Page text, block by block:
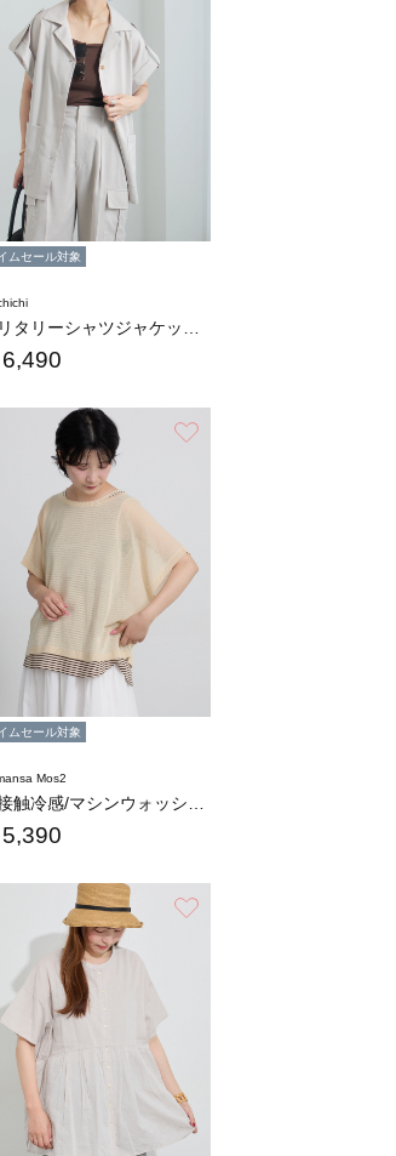
ムセール対象
6,490
ムセール対象
Mos2
5,390